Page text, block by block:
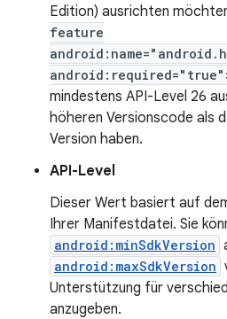
Edition) ausrichten
feature
mindestens API-Level 26
höheren Versionscode als
Version haben.
API-Level
Dieser Wert basiert auf
Ihrer Manifestdatei. Sie
android:minSdkVersion
android:maxSdkVersion
Unterstützung für
anzugeben.